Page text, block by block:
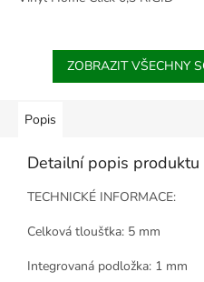
Design Vinyl Click. Z...
ZOBRAZIT VŠECHNY
Popis
Detailní popis produktu
TECHNICKÉ INFORMACE:
Celková tloušťka: 5 mm
Integrovaná podložka: 1 mm